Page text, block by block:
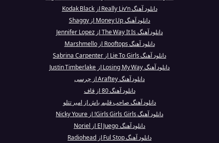
دانلود آهنگ Really Liv’n از Kodak Black
دانلود آهنگ Money Up از Shaggy
دانلود آهنگ The Way It Is از Jennifer Lopez
دانلود آهنگ Rooftops از Marshmello
دانلود آهنگ Lie To Girls از Sabrina Carpenter
دانلود آهنگ Losing My Way از Justin Timberlake
دانلود آهنگ Araftey از چرسی
دانلود آهنگ 80 از قاف
دانلود آهنگ صاحب قلبم باش از امیر تتلو
دانلود آهنگ Girls Girls Girls! از Nicky Youre
دانلود آهنگ El Juego از Noriel
دانلود آهنگ Ful Stop از Radiohead